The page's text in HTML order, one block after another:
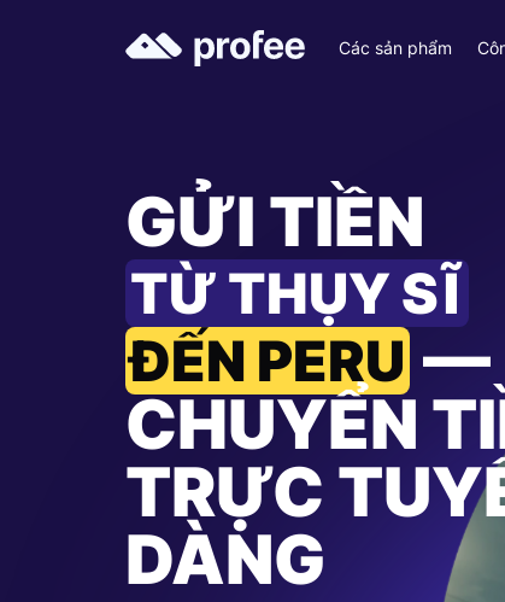
Các sản phẩm
GỬI TIỀN
TỪ THỤY SĨ
ĐẾN PERU —
CHUYỂN
TRỰC
DÀNG